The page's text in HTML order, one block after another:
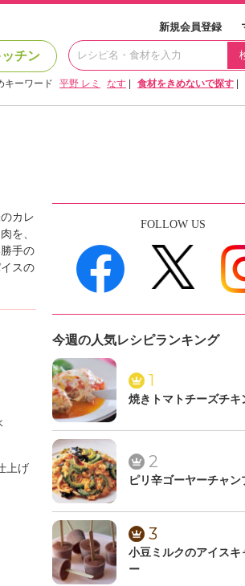
新規会員登録
チン
キーワード 平野 レミ なす 食材をきめないで探す
カレ
を、
手の
スの
上げ
FOLLOW US
今週の人気レシピランキング
1
焼きトマトチーズチキ
2
ピリ辛ゴーヤーチャン
3
小豆ミルクのアイスキ
ー